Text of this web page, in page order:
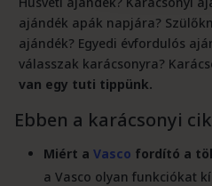
ajándék apák napjára?
ajándék? Egyedi évfordulós
válasszak karácsonyra?
van egy tuti tippünk.
Ebben a karácsonyi
Miért aVasco fordító a
a Vasco olyan funkciókat